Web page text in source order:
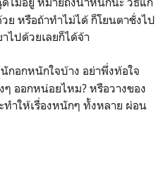
ย หรือถ้าทำไม่ได้ ก็โยนตาชั่งไป
ไปด้วยเลยก็ได้จ้า
กอกหนักใจบ้าง อย่าพึ่งท้อใจ
ๆ ออกหน่อยไหม? หรือวางของ
ทำให้เรื่องหนักๆ ทั้งหลาย ผ่อน